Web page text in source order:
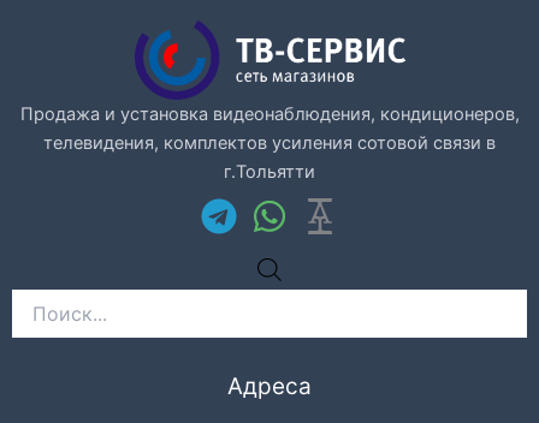
Продажа и установка видеонаблюдения, кондиционеров,
телевидения, комплектов усиления сотовой связи в
г.Тольятти
товаров
Адреса